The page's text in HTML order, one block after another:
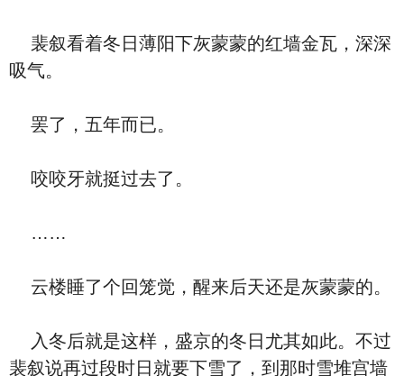
裴叙看着冬日薄阳下灰蒙蒙的红墙金瓦，深深
吸气。
罢了，五年而已。
咬咬牙就挺过去了。
……
云楼睡了个回笼觉，醒来后天还是灰蒙蒙的。
入冬后就是这样，盛京的冬日尤其如此。不过
裴叙说再过段时日就要下雪了，到那时雪堆宫墙